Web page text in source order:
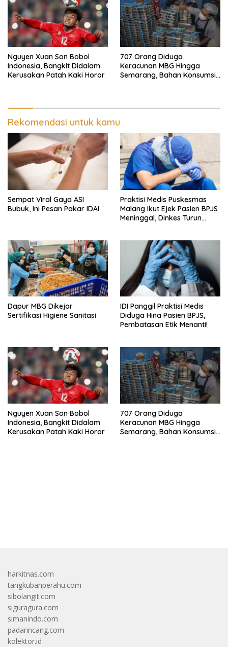
Nguyen Xuan Son Bobol
Indonesia, Bangkit Didalam
Kerusakan Patah Kaki Horor
707 Orang Diduga
Keracunan MBG Hingga
Semarang, Bahan Konsumsi
Rekomendasi untuk kamu
Sempat Viral Gaya ASI
Bubuk, Ini Pesan Pakar IDAI
Praktisi Medis Puskesmas
Malang Ikut Ejek Pasien BPJS
Meninggal, Dinkes Turun
Dapur MBG Dikejar
Sertifikasi Higiene Sanitasi
IDI Panggil Praktisi Medis
Diduga Hina Pasien BPJS,
Pembatasan Etik Menanti!
Nguyen Xuan Son Bobol
Indonesia, Bangkit Didalam
Kerusakan Patah Kaki Horor
707 Orang Diduga
Keracunan MBG Hingga
Semarang, Bahan Konsumsi
harkitnas.com
tangkubanperahu.com
sibolangit.com
siguragura.com
simanindo.com
padarincang.com
kolektor.id